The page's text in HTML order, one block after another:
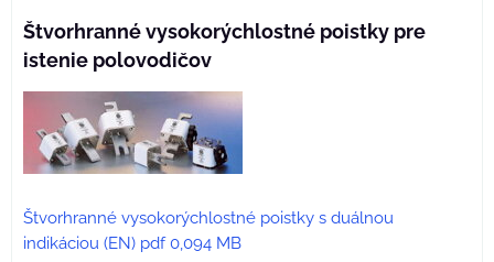
Štvorhranné vysokorýchlostné poistky pre
istenie polovodičov
Štvorhranné vysokorýchlostné poistky s duálnou
indikáciou (EN) pdf 0,094 MB